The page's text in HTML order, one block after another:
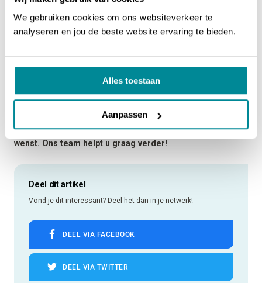
We gebruiken cookies om ons websiteverkeer te
analyseren en jou de beste website ervaring te bieden.
Alles toestaan
Aanpassen
Deel dit artikel
Vond je dit interessant? Deel het dan in je netwerk!
DEEL VIA FACEBOOK
DEEL VIA TWITTER
invloeden in geval van cipping of een mogelijk lek.
Bent u van plan om een leidingmarkeringsproject uit te
voeren of zit u met vraagtekens in kader van uw
Aarzel niet ons tecontacterenindien u meer informatie
wenst. Ons team helpt u graag verder!